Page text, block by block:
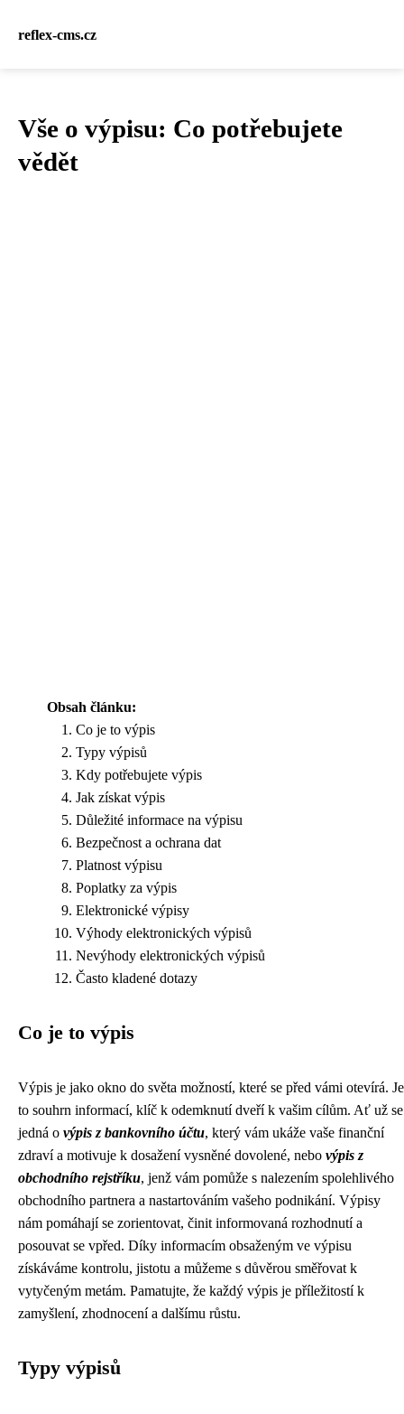
reflex-cms.cz
Vše o výpisu: Co potřebujete
vědět
Obsah článku:
Co je to výpis
Typy výpisů
Kdy potřebujete výpis
Jak získat výpis
Důležité informace na výpisu
Bezpečnost a ochrana dat
Platnost výpisu
Poplatky za výpis
Elektronické výpisy
Výhody elektronických výpisů
Nevýhody elektronických výpisů
Často kladené dotazy
Co je to výpis
Výpis je jako okno do světa možností, které se před vámi otevírá. Je
to souhrn informací, klíč k odemknutí dveří k vašim cílům. Ať už se
jedná o výpis z bankovního účtu, který vám ukáže vaše finanční
zdraví a motivuje k dosažení vysněné dovolené, nebo výpis z
obchodního rejstříku, jenž vám pomůže s nalezením spolehlivého
obchodního partnera a nastartováním vašeho podnikání. Výpisy
nám pomáhají se zorientovat, činit informovaná rozhodnutí a
posouvat se vpřed. Díky informacím obsaženým ve výpisu
získáváme kontrolu, jistotu a můžeme s důvěrou směřovat k
vytyčeným metám. Pamatujte, že každý výpis je příležitostí k
zamyšlení, zhodnocení a dalšímu růstu.
Typy výpisů